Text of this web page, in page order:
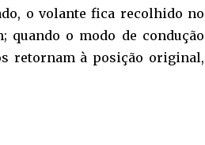
o volante fica recolhido no
quando o modo de condução
retornam à posição original,